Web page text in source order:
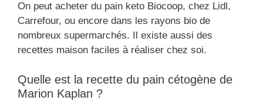
On peut acheter du pain keto Biocoop, chez Lidl,
Carrefour, ou encore dans les rayons bio de
nombreux supermarchés. Il existe aussi des
recettes maison faciles à réaliser chez soi.
Quelle est la recette du pain cétogène de
Marion Kaplan ?